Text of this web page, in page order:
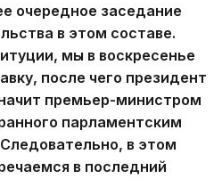
очередное заседание
в этом составе.
мы в воскресенье
после чего президент
премьер-министром
парламентским
в этом
в последний